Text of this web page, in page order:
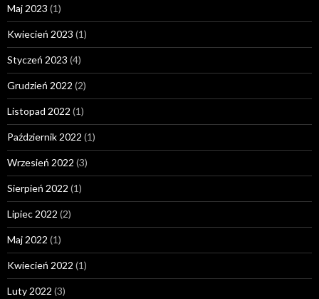
Maj 2023 (1)
Kwiecień 2023 (1)
Styczeń 2023 (4)
Grudzień 2022 (2)
Listopad 2022 (1)
Październik 2022 (1)
Wrzesień 2022 (3)
Sierpień 2022 (1)
Lipiec 2022 (2)
Maj 2022 (1)
Kwiecień 2022 (1)
Luty 2022 (3)